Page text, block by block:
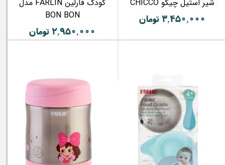
شیر استیل چیکو CHICCO
۳,۴۵۰,۰۰۰ تومان
کودک فارلین FARLIN مدل
BON BON
۲,۹۵۰,۰۰۰ تومان